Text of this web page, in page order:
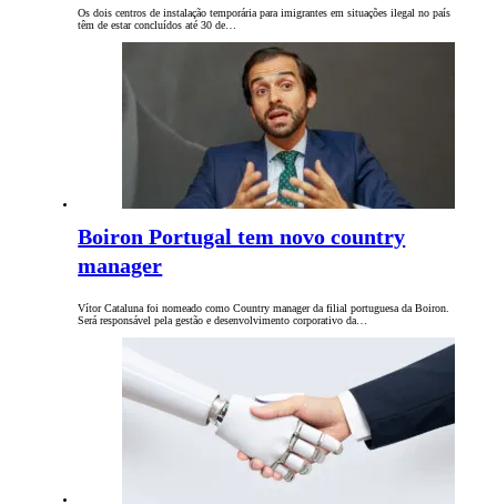
Os dois centros de instalação temporária para imigrantes em situações ilegal no país
têm de estar concluídos até 30 de…
Boiron Portugal tem novo country
manager
Vítor Cataluna foi nomeado como Country manager da filial portuguesa da Boiron.
Será responsável pela gestão e desenvolvimento corporativo da…